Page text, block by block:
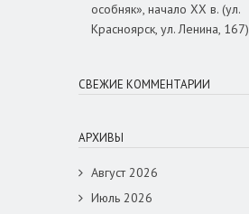
особняк», начало ХХ в. (ул.
Красноярск, ул. Ленина, 167)
СВЕЖИЕ КОММЕНТАРИИ
АРХИВЫ
Август 2026
Июль 2026